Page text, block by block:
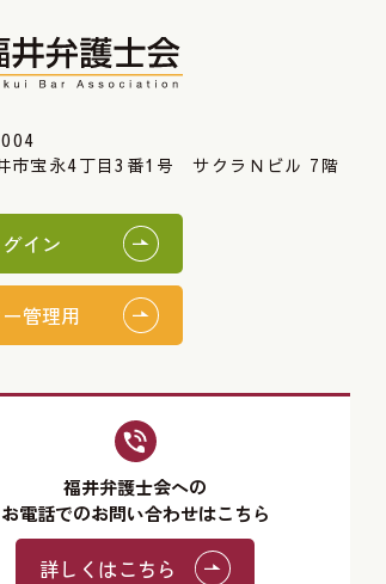
市宝永4丁目3番1号 サクラＮビル 7階
イン
管理用
福井弁護士会への
お電話でのお問い合わせはこちら
詳しくはこちら